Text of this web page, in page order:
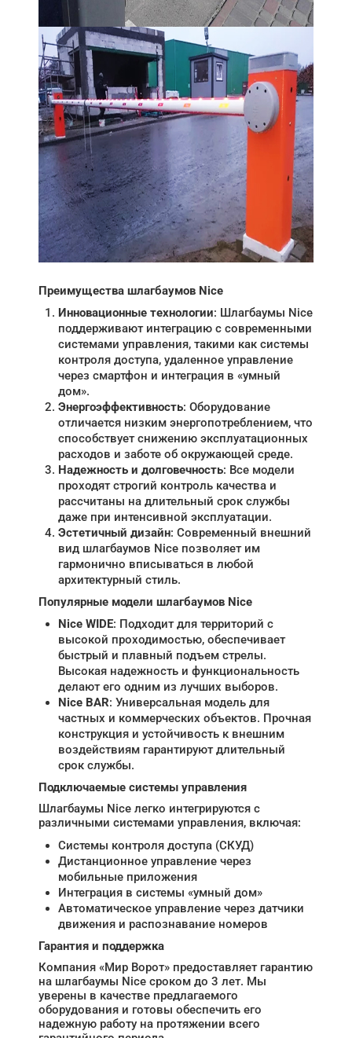
Преимущества шлагбаумов Nice
Инновационные технологии: Шлагбаумы Nice
поддерживают интеграцию с современными
системами управления, такими как системы
контроля доступа, удаленное управление
через смартфон и интеграция в «умный
дом».
Энергоэффективность: Оборудование
отличается низким энергопотреблением, что
способствует снижению эксплуатационных
расходов и заботе об окружающей среде.
Надежность и долговечность: Все модели
проходят строгий контроль качества и
рассчитаны на длительный срок службы
даже при интенсивной эксплуатации.
Эстетичный дизайн: Современный внешний
вид шлагбаумов Nice позволяет им
гармонично вписываться в любой
архитектурный стиль.
Популярные модели шлагбаумов Nice
Nice WIDE: Подходит для территорий с
высокой проходимостью, обеспечивает
быстрый и плавный подъем стрелы.
Высокая надежность и функциональность
делают его одним из лучших выборов.
Nice BAR: Универсальная модель для
частных и коммерческих объектов. Прочная
конструкция и устойчивость к внешним
воздействиям гарантируют длительный
срок службы.
Подключаемые системы управления
Шлагбаумы Nice легко интегрируются с
различными системами управления, включая:
Системы контроля доступа (СКУД)
Дистанционное управление через
мобильные приложения
Интеграция в системы «умный дом»
Автоматическое управление через датчики
движения и распознавание номеров
Гарантия и поддержка
Компания «Мир Ворот» предоставляет гарантию
на шлагбаумы Nice сроком до 3 лет. Мы
уверены в качестве предлагаемого
оборудования и готовы обеспечить его
надежную работу на протяжении всего